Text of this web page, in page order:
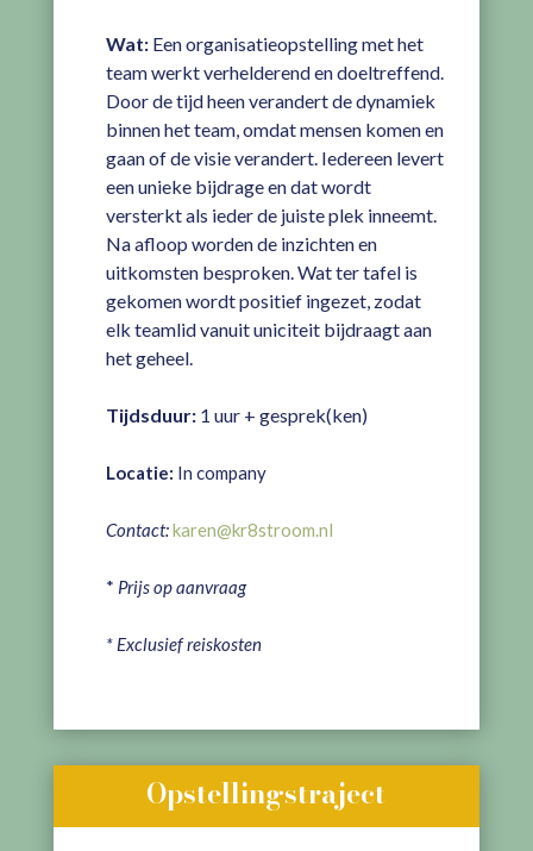
Wat:Een organisatieopstelling met het
team werkt verhelderend en doeltreffend.
Door de tijd heen verandert de dynamiek
binnen het team, omdat mensen komen en
gaan of de visie verandert. Iedereen levert
een unieke bijdrage en dat wordt
versterkt als ieder de juiste plek inneemt.
Na afloop worden de inzichten en
uitkomsten besproken. Wat ter tafel is
gekomen wordt positief ingezet, zodat
elk teamlid vanuit uniciteit bijdraagt aan
het geheel.
Tijdsduur:1 uur + gesprek(ken)
Locatie: In company
Contact:karen@kr8stroom.nl
* Prijs op aanvraag
* Exclusief reiskosten
Opstellingstraject